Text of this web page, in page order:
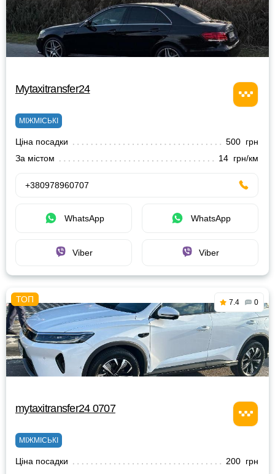
Mytaxitransfer24
МІЖМІСЬКІ
Ціна посадки
500 грн
За містом
14 грн/км
+380978960707
WhatsApp WhatsApp
Viber Viber
7.4 0
mytaxitransfer24 0707
МІЖМІСЬКІ
Ціна посадки 200 грн